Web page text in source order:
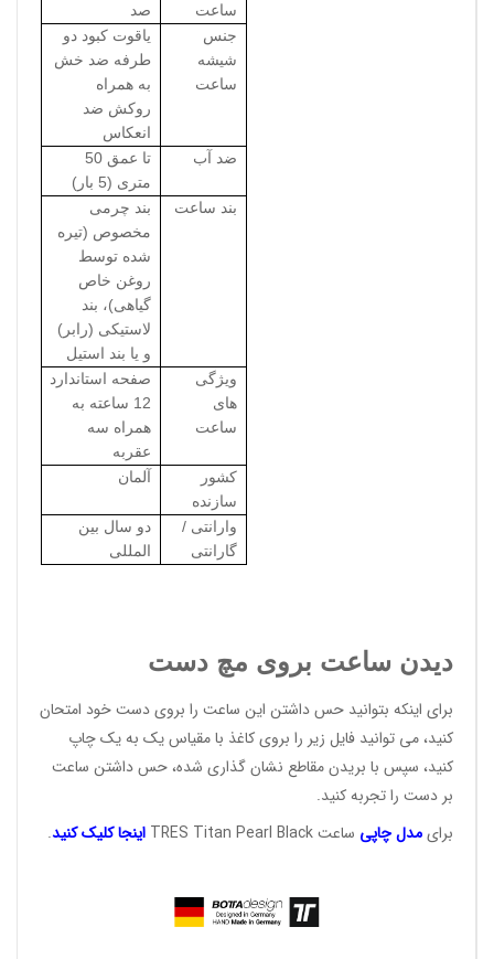
ساعت
صد
جنس
شیشه
ساعت
یاقوت کبود دو
طرفه ضد خش
به همراه
روکش ضد
انعکاس
ضد آب
تا عمق 50
متری (5 بار)
بند ساعت
بند چرمی
مخصوص (تیره
شده توسط
روغن خاص
گیاهی)، بند
لاستیکی (رابر)
و یا بند استیل
ویژگی
های
ساعت
صفحه استاندارد
12 ساعته به
همراه سه
عقربه
کشور
سازنده
آلمان
وارانتی /
گارانتی
دو سال بین
المللی
دیدن ساعت بروی مچ دست
برای اینکه بتوانید حس داشتن این ساعت را بروی دست خود امتحان
کنید، می توانید فایل زیر را بروی کاغذ با مقیاس یک به یک چاپ
کنید، سپس با بریدن مقاطع نشان گذاری شده، حس داشتن ساعت
بر دست را تجربه کنید.
برایمدلچاپی ساعت TRES Titan Pearl Black اینجا کلیککنید.